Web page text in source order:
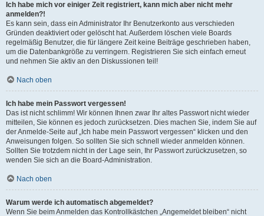
Ich habe mich vor einiger Zeit registriert, kann mich aber nicht mehr
anmelden?!
Es kann sein, dass ein Administrator Ihr Benutzerkonto aus verschieden
Gründen deaktiviert oder gelöscht hat. Außerdem löschen viele Boards
regelmäßig Benutzer, die für längere Zeit keine Beiträge geschrieben haben,
um die Datenbankgröße zu verringern. Registrieren Sie sich einfach erneut
und nehmen Sie aktiv an den Diskussionen teil!
Nach oben
Ich habe mein Passwort vergessen!
Das ist nicht schlimm! Wir können Ihnen zwar Ihr altes Passwort nicht wieder
mitteilen, Sie können es jedoch zurücksetzen. Dies machen Sie, indem Sie auf
der Anmelde-Seite auf „Ich habe mein Passwort vergessen“ klicken und den
Anweisungen folgen. So sollten Sie sich schnell wieder anmelden können.
Sollten Sie trotzdem nicht in der Lage sein, Ihr Passwort zurückzusetzen, so
wenden Sie sich an die Board-Administration.
Nach oben
Warum werde ich automatisch abgemeldet?
Wenn Sie beim Anmelden das Kontrollkästchen „Angemeldet bleiben“ nicht